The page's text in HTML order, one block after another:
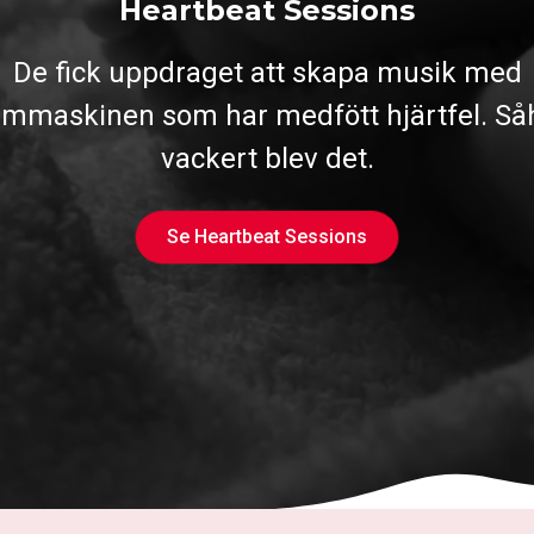
Heartbeat Sessions
De fick uppdraget att skapa musik med
som har medfött hjärtfel.
vackert blev det.
Se Heartbeat Sessions